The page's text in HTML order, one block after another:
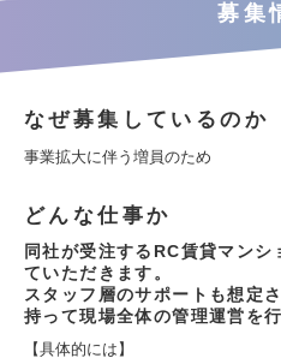
募集
なぜ募集しているのか
事業拡大に伴う増員のため
どんな仕事か
同社が受注するRC賃貸マン
ていただきます。
スタッフ層のサポートも想定
持って現場全体の管理運営を
【具体的には】